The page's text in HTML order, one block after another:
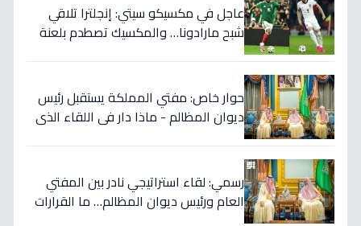
عاجل في مكسيكو سيتي: إنجلترا تلاقي
شبح مارادونا… والمكسيك تصطدم بلعنة
حوار خاص: مفتي المملكة يستقبل رئيس
ديوان المظالم - ماذا دار في اللقاء الذي
رسمي: لقاء استراتيجي نادر بين المفتي
العام ورئيس ديوان المظالم… ما القرارات